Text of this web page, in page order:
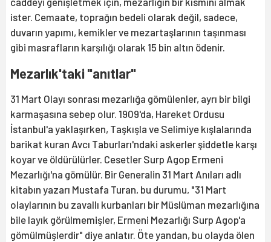
ister. Cemaate, toprağın bedeli olarak değil, sadece,
duvarın yapımı, kemikler ve mezartaşlarının taşınması
gibi masrafların karşılığı olarak 15 bin altın ödenir.
Mezarlık'taki "anıtlar"
31 Mart Olayı sonrası mezarlığa gömülenler, ayrı bir bilgi
karmaşasına sebep olur. 1909'da, Hareket Ordusu
İstanbul'a yaklaşırken, Taşkışla ve Selimiye kışlalarında
barikat kuran Avcı Taburları'ndaki askerler şiddetle karşı
koyar ve öldürülürler. Cesetler Surp Agop Ermeni
Mezarlığı'na gömülür. Bir Generalin 31 Mart Anıları adlı
kitabın yazarı Mustafa Turan, bu durumu, "31 Mart
olaylarının bu zavallı kurbanları bir Müslüman mezarlığına
bile layık görülmemişler, Ermeni Mezarlığı Surp Agop'a
gömülmüşlerdir" diye anlatır. Öte yandan, bu olayda ölen